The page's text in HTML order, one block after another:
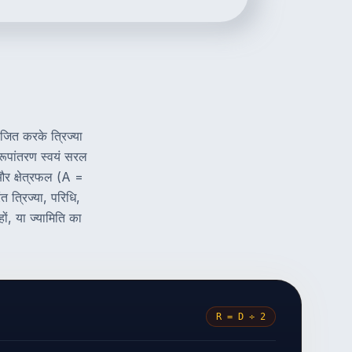
करके त्रिज्या
स्वयं सरल
क्षेत्रफल (A =
परिधि,
ज्यामिति का
R = D ÷ 2